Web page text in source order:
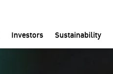
Investors Sustainability